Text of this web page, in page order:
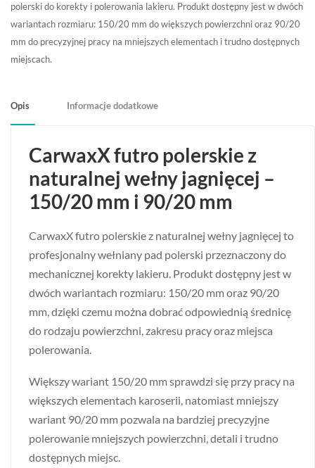
polerski do korekty i polerowania lakieru. Produkt dostępny jest w dwóch
wariantach rozmiaru: 150/20 mm do większych powierzchni oraz 90/20
mm do precyzyjnej pracy na mniejszych elementach i trudno dostępnych
miejscach.
Opis Informacje dodatkowe
CarwaxX futro polerskie z
naturalnej wełny jagnięcej –
150/20 mm i 90/20 mm
CarwaxX futro polerskie z naturalnej wełny jagnięcej to
profesjonalny wełniany pad polerski przeznaczony do
mechanicznej korekty lakieru. Produkt dostępny jest w
dwóch wariantach rozmiaru: 150/20 mm oraz 90/20
mm, dzięki czemu można dobrać odpowiednią średnicę
do rodzaju powierzchni, zakresu pracy oraz miejsca
polerowania.
Większy wariant 150/20 mm sprawdzi się przy pracy na
większych elementach karoserii, natomiast mniejszy
wariant 90/20 mm pozwala na bardziej precyzyjne
polerowanie mniejszych powierzchni, detali i trudno
dostępnych miejsc.